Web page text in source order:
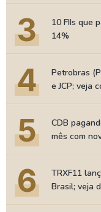
3
10 FIIs que
14%
4
Petrobras
e JCP; veja
5
CDB
mês com
6
TRXF11
Brasil; veja